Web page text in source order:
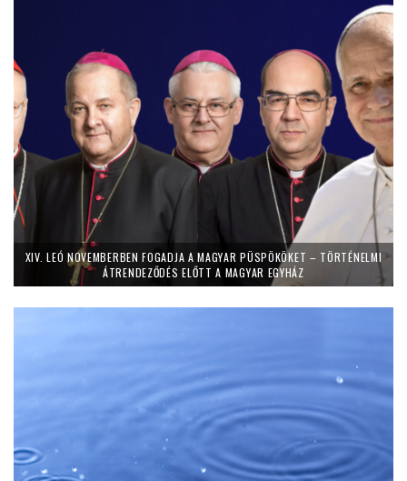
XIV. LEÓ NOVEMBERBEN FOGADJA A MAGYAR PÜSPÖKÖKET – TÖRTÉNELMI
ÁTRENDEZŐDÉS ELŐTT A MAGYAR EGYHÁZ